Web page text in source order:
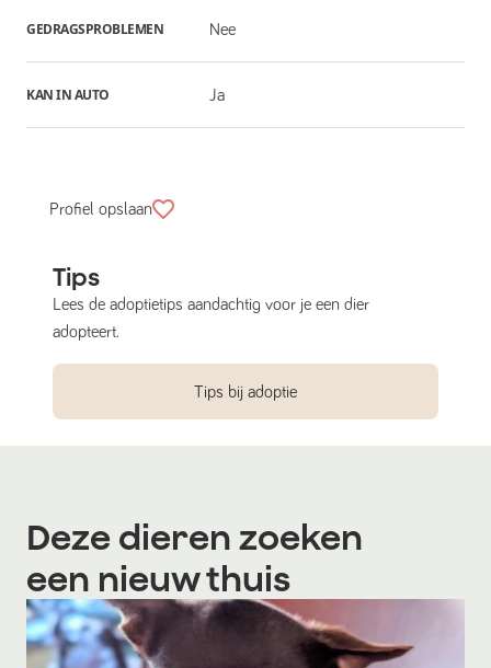
GEDRAGSPROBLEMEN Nee
KAN IN AUTO Ja
Profiel opslaan
Tips
Lees de adoptietips aandachtig voor je een dier
adopteert.
Tips bij adoptie
Deze dieren zoeken
een nieuw thuis